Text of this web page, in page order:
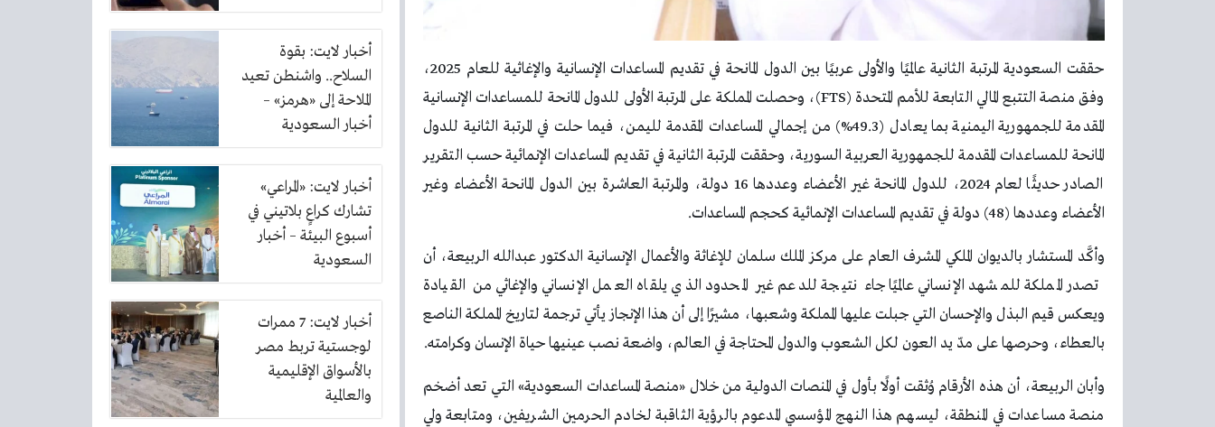
حققت السعودية المرتبة الثانية عالميًا والأولى عربيًا بين الدول المانحة في تقديم المساعدات الإنسانية والإغاثية للعام 2025،
وفق منصة التتبع المالي التابعة للأمم المتحدة (FTS)، وحصلت المملكة على المرتبة الأولى للدول المانحة للمساعدات الإنسانية
المقدمة للجمهورية اليمنية بما يعادل (49.3%) من إجمالي المساعدات المقدمة لليمن، فيما حلت في المرتبة الثانية للدول
المانحة للمساعدات المقدمة للجمهورية العربية السورية، وحققت المرتبة الثانية في تقديم المساعدات الإنمائية حسب التقرير
الصادر حديثًا لعام 2024، للدول المانحة غير الأعضاء وعددها 16 دولة، والمرتبة العاشرة بين الدول المانحة الأعضاء وغير
الأعضاء وعددها (48) دولة في تقديم المساعدات الإنمائية كحجم المساعدات.
وأكَّد المستشار بالديوان الملكي المشرف العام على مركز الملك سلمان للإغاثة والأعمال الإنسانية الدكتور عبدالله الربيعة، أن
تصدر المملكة للمشهد الإنساني عالميًا جاء نتيجة للدعم غير المحدود الذي يلقاه العمل الإنساني والإغاثي من القيادة
ويعكس قيم البذل والإحسان التي جبلت عليها المملكة وشعبها، مشيرًا إلى أن هذا الإنجاز يأتي ترجمة لتاريخ المملكة الناصع
بالعطاء، وحرصها على مدّ يد العون لكل الشعوب والدول المحتاجة في العالم، واضعة نصب عينيها حياة الإنسان وكرامته.
وأبان الربيعة، أن هذه الأرقام وُثقت أولًا بأول في المنصات الدولية من خلال «منصة المساعدات السعودية» التي تعد أضخم
منصة مساعدات في المنطقة، ليسهم هذا النهج المؤسسي المدعوم بالرؤية الثاقبة لخادم الحرمين الشريفين، ومتابعة ولي
الكهرباء
أخبار لايت: بقوة
السلاح.. واشنطن تعيد
الملاحة إلى «هرمز» –
أخبار السعودية
أخبار لايت: «المراعي»
تشارك كراعٍ بلاتيني في
أسبوع البيئة – أخبار
السعودية
أخبار لايت: 7 ممرات
لوجستية تربط مصر
بالأسواق الإقليمية
والعالمية